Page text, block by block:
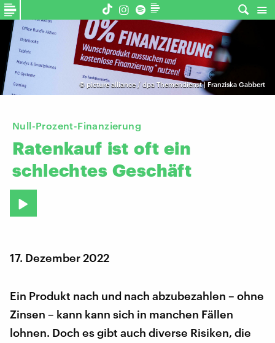
© picture alliance / dpa Themendienst | Franziska Gabbert
Null-Prozent-Finanzierung
Ratenkauf ist oft ein
schlechtes Geschäft
17. Dezember 2022
Ein Produkt nach und nach abzubezahlen – ohne
Zinsen – kann kann sich in manchen Fällen
lohnen. Doch es gibt auch diverse Risiken, die